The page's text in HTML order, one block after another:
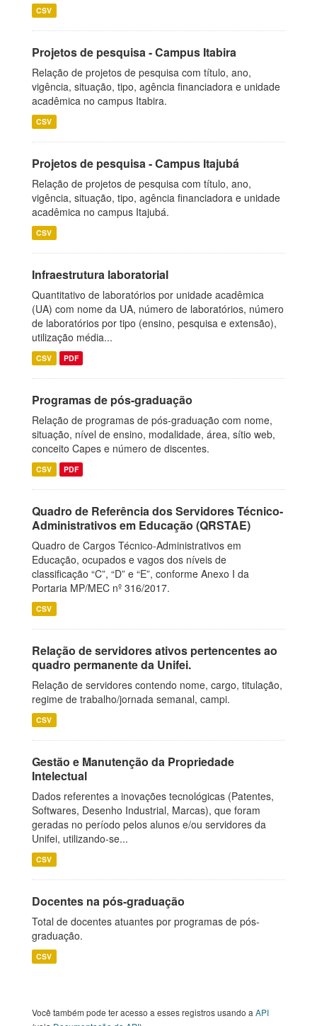
CSV
Projetos de pesquisa - Campus Itabira
Relação de projetos de pesquisa com título, ano,
vigência, situação, tipo, agência financiadora e unidade
acadêmica no campus Itabira.
CSV
Projetos de pesquisa - Campus Itajubá
Relação de projetos de pesquisa com título, ano,
vigência, situação, tipo, agência financiadora e unidade
acadêmica no campus Itajubá.
CSV
Infraestrutura laboratorial
Quantitativo de laboratórios por unidade acadêmica
(UA) com nome da UA, número de laboratórios, número
de laboratórios por tipo (ensino, pesquisa e extensão),
utilização média...
CSV PDF
Programas de pós-graduação
Relação de programas de pós-graduação com nome,
situação, nível de ensino, modalidade, área, sítio web,
conceito Capes e número de discentes.
CSV PDF
Quadro de Referência dos Servidores Técnico-
Administrativos em Educação (QRSTAE)
Quadro de Cargos Técnico-Administrativos em
Educação, ocupados e vagos dos níveis de
classificação “C”, “D” e “E”, conforme Anexo I da
Portaria MP/MEC nº 316/2017.
CSV
Relação de servidores ativos pertencentes ao
quadro permanente da Unifei.
Relação de servidores contendo nome, cargo, titulação,
regime de trabalho/jornada semanal, campi.
CSV
Gestão e Manutenção da Propriedade
Intelectual
Dados referentes a inovações tecnológicas (Patentes,
Softwares, Desenho Industrial, Marcas), que foram
geradas no período pelos alunos e/ou servidores da
Unifei, utilizando-se...
CSV
Docentes na pós-graduação
Total de docentes atuantes por programas de pós-
graduação.
CSV
Você também pode ter acesso a esses registros usando a API